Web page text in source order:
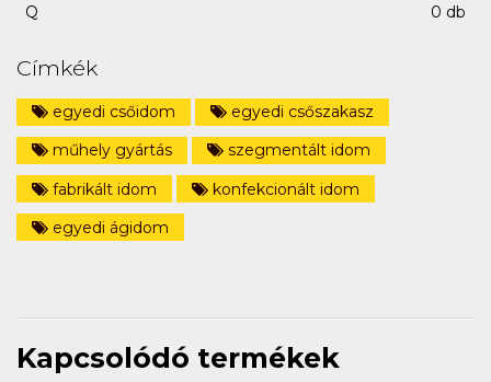
Q 0 db
Címkék
egyedi csőidom
egyedi csőszakasz
műhely gyártás
szegmentált idom
fabrikált idom
konfekcionált idom
egyedi ágidom
Kapcsolódó termékek